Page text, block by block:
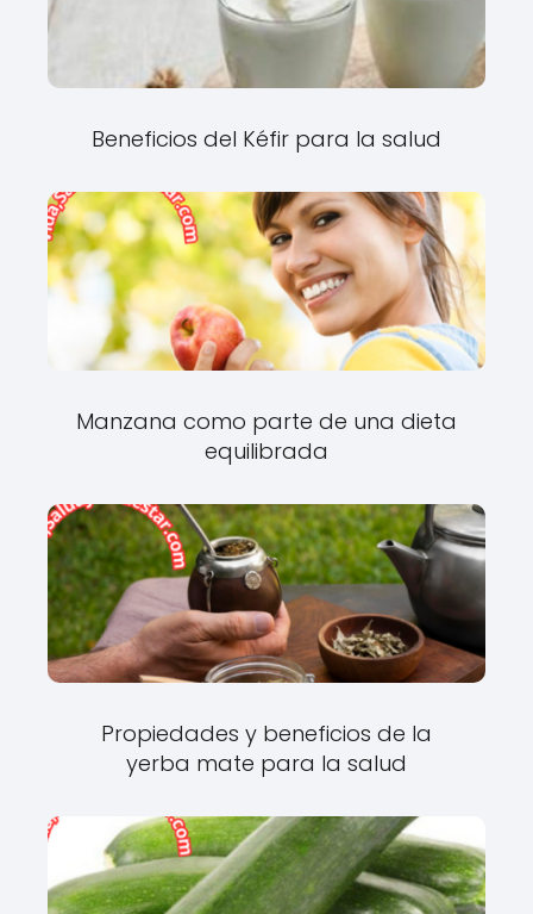
Beneficios del Kéfir para la salud
Manzana como parte de una dieta
equilibrada
Propiedades y beneficios de la
yerba mate para la salud